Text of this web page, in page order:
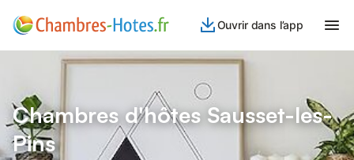
Ouvrir dans l’app
Chambres d'hôtes Sausset-les-
Pins